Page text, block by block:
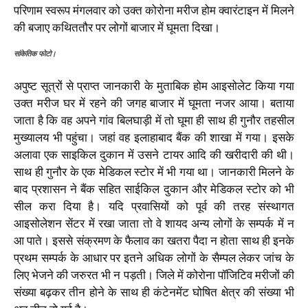
परिणाम स्वरूप मंगलवार को उक्त कोरोना मरीज होम क्वारंटाइन में मिलने
की बजाए कथिततौर पर लोगों बाजार में घूमता दिखा।
सांकेतिक फोटो।
अपुष्ट सूत्रों से प्राप्त जानकारी के मुताबिक होम आइसोलेट किया गया
उक्त मरीज घर में रहने की जगह बाजार में घूमता नजर आया। बताया
जाता है कि वह अपने गांव बिलघाड़ी में तो घूमा ही साथ ही गुनौर तहसील
मुख्यालय भी पहुंचा। जहां वह इलाहाबाद बैंक की शाखा में गया। इसके
अलावा एक साइकिल दुकान में उसने टायर आदि की खरीदारी की थी।
साथ ही गुनौर के एक मेडिकल स्टोर में भी गया था। जानकारी मिलने के
बाद प्रशासन ने बैंक सहित साईकिल दुकान और मेडिकल स्टोर को भी
सील करा दिया है। यदि प्रवासियों को पूर्व की तरह संस्थागत
आइसोलेशन सेंटर में रखा जाता तो वे शायद अन्य लोगों के सम्पर्क में न
आ पाते। इससे संक्रमण के फैलाव का खतरा पैदा न होता साथ ही इनके
प्रथम सम्पर्क के आधार पर इतने अधिक लोगों के सैम्पल लेकर जांच के
लिए भेजने की जरुरत भी न पड़ती। जिले में कोरोना पॉजिटिव मरीजों की
संख्या बढ़कर तीन होने के साथ ही कंटेनमेंट घोषित क्षेत्र की संख्या भी